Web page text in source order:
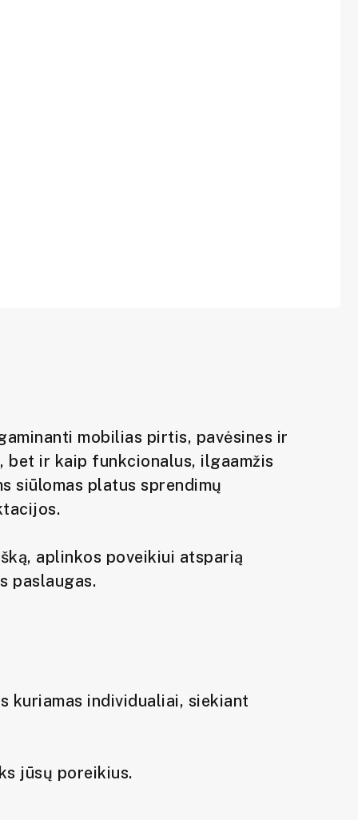
mobilias pirtis, pavėsines ir
bet ir kaip funkcionalus, ilgaamžis
siūlomas platus sprendimų
aplinkos poveikiui atsparią
paslaugas.
kuriamas individualiai, siekiant
jūsų poreikius.